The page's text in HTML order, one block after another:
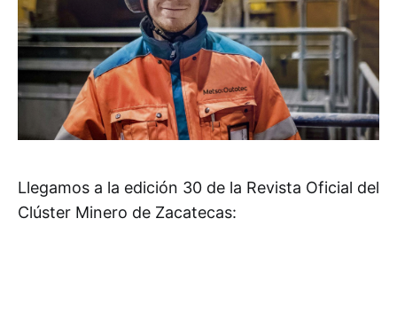
Llegamos a la edición 30 de la Revista Oficial del
Clúster Minero de Zacatecas: